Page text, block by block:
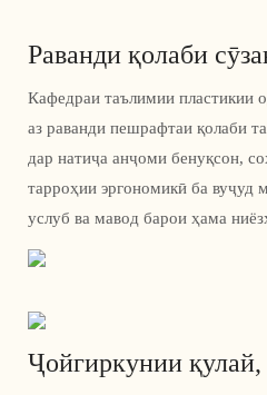
Раванди қолаби
Кафедраи таълимии пластикии
аз раванди пешрафтаи қолаби
дар натиҷа анҷоми бенуқсон,
тарроҳии эргономикӣ ба
услуб ва мавод барои ҳама
Ҷойгиркунии